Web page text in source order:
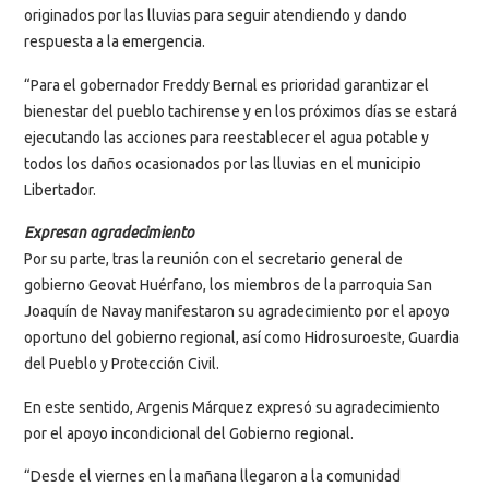
originados por las lluvias para seguir atendiendo y dando
respuesta a la emergencia.
“Para el gobernador Freddy Bernal es prioridad garantizar el
bienestar del pueblo tachirense y en los próximos días se estará
ejecutando las acciones para reestablecer el agua potable y
todos los daños ocasionados por las lluvias en el municipio
Libertador.
Expresan agradecimiento
Por su parte, tras la reunión con el secretario general de
gobierno Geovat Huérfano, los miembros de la parroquia San
Joaquín de Navay manifestaron su agradecimiento por el apoyo
oportuno del gobierno regional, así como Hidrosuroeste, Guardia
del Pueblo y Protección Civil.
En este sentido, Argenis Márquez expresó su agradecimiento
por el apoyo incondicional del Gobierno regional.
“Desde el viernes en la mañana llegaron a la comunidad